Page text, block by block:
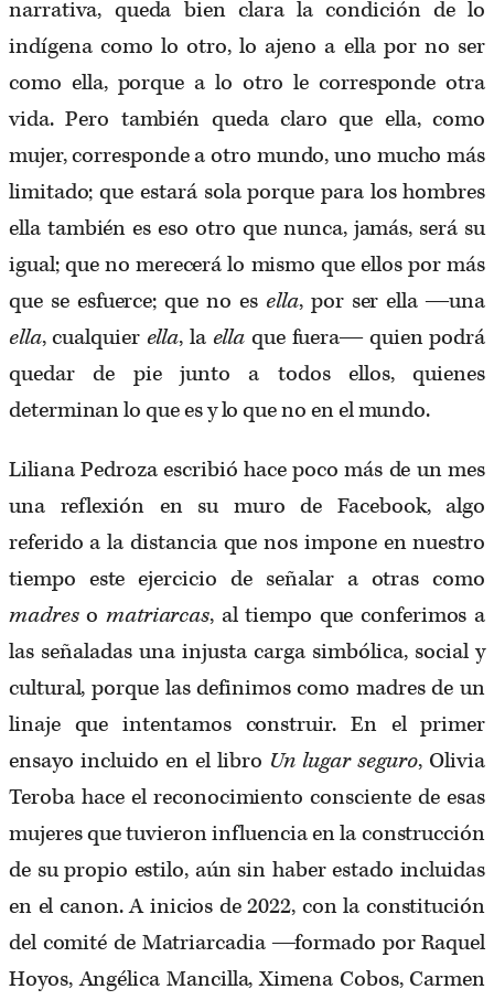
narrativa, queda bien clara la condición de lo
indígena como lo otro, lo ajeno a ella por no ser
como ella, porque a lo otro le corresponde otra
vida. Pero también queda claro que ella, como
mujer, corresponde a otro mundo, uno mucho más
limitado; que estará sola porque para los hombres
ella también es eso otro que nunca, jamás, será su
igual; que no merecerá lo mismo que ellos por más
que se esfuerce; que no es ella, por ser ella ―una
ella, cualquier ella, la ella que fuera― quien podrá
quedar de pie junto a todos ellos, quienes
determinan lo que es y lo que no en el mundo.
Liliana Pedroza escribió hace poco más de un mes
una reflexión en su muro de Facebook, algo
referido a la distancia que nos impone en nuestro
tiempo este ejercicio de señalar a otras como
madreso matriarcas, al tiempo que conferimos a
las señaladas una injusta carga simbólica, social y
cultural, porque las definimos como madres de un
linaje que intentamos construir. En el primer
ensayo incluido en el libro Un lugar seguro, Olivia
Teroba hace el reconocimiento consciente de esas
mujeres que tuvieron influencia en la construcción
de su propio estilo, aún sin haber estado incluidas
en el canon. A inicios de 2022, con la constitución
del comité de Matriarcadia ―formado por Raquel
Hoyos, Angélica Mancilla, Ximena Cobos, Carmen